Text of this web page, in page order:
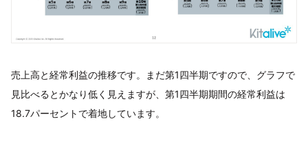
売上高と経常利益の推移です。まだ第1四半期ですので、グラフで
見比べるとかなり低く見えますが、第1四半期期間の経常利益は
18.7パーセントで着地しています。